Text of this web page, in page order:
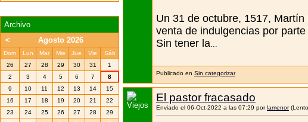
Un 31 de octubre, 1517,
venta de indulgencias por
Sin tener la
Publicado en Sin categorizar
El pastor fracasado
Enviado el 06-Oct-2022 a las 07:29 porlamenor
Archivo
<
Agosto 2026
Dom Lun Mar Mie Jue Vie
Sáb
26
27 28 29 30 31
1
2
3 4 5 6 7
8
9
10 11 12 13 14
15
16
17 18 19 20 21
22
23
24 25 26 27 28
29